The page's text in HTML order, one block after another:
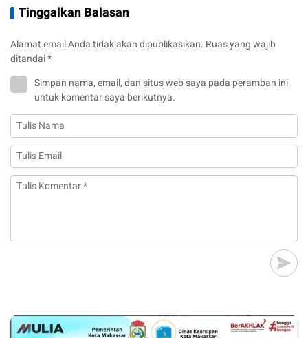
Tinggalkan Balasan
Alamat email Anda tidak akan dipublikasikan. Ruas yang wajib
ditandai*
Simpan nama, email, dan situs web saya pada peramban ini
untuk komentar saya berikutnya.